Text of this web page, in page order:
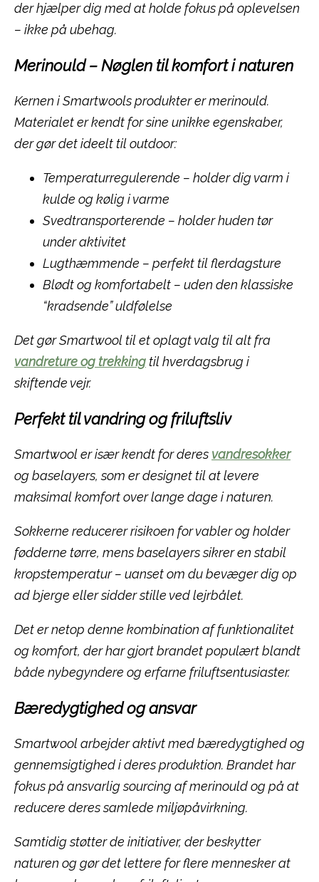
der hjælper dig med at holde fokus på oplevelsen
– ikke på ubehag.
Merinould – Nøglen til komfort i naturen
Kernen i Smartwools produkter er merinould.
Materialet er kendt for sine unikke egenskaber,
der gør det ideelt til outdoor:
Temperaturregulerende – holder dig varm i
kulde og kølig i varme
Svedtransporterende – holder huden tør
under aktivitet
Lugthæmmende – perfekt til flerdagsture
Blødt og komfortabelt – uden den klassiske
“kradsende” uldfølelse
Det gør Smartwool til et oplagt valg til alt fra
vandreture og trekkingtil hverdagsbrug i
skiftende vejr.
Perfekt til vandring og friluftsliv
Smartwool er især kendt for deres vandresokker
og baselayers, som er designet til at levere
maksimal komfort over lange dage i naturen.
Sokkerne reducerer risikoen for vabler og holder
fødderne tørre, mens baselayers sikrer en stabil
kropstemperatur – uanset om du bevæger dig op
ad bjerge eller sidder stille ved lejrbålet.
Det er netop denne kombination af funktionalitet
og komfort, der har gjort brandet populært blandt
både nybegyndere og erfarne friluftsentusiaster.
Bæredygtighed og ansvar
Smartwool arbejder aktivt med bæredygtighed og
gennemsigtighed i deres produktion. Brandet har
fokus på ansvarlig sourcing af merinould og på at
reducere deres samlede miljøpåvirkning.
Samtidig støtter de initiativer, der beskytter
naturen og gør det lettere for flere mennesker at